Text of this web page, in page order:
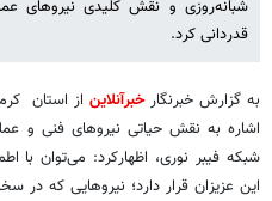
شبانه‌روزی و نقش کلیدی نیروهای
قدردانی کرد.
به گزارش خبرنگارخبرآنلاین از استان
اشاره به نقش حیاتی نیروهای فنی و
شبکه فیبر نوری، اظهارکرد: می‌توان
این عزیزان قرار دارد؛ نیروهایی که